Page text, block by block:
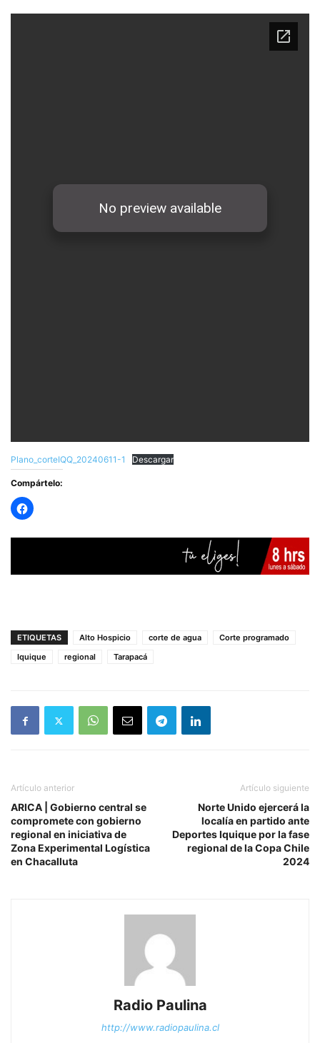
Plano_corteIQQ_20240611-1 Descargar
Compártelo:
ETIQUETAS Alto Hospicio corte de agua
Corte programado
Iquique
regional Tarapacá
Artículo anterior
ARICA | Gobierno central se
compromete con gobierno
regional en iniciativa de
Zona Experimental Logística
en Chacalluta
Artículo siguiente
Norte Unido ejercerá la
localía en partido ante
Deportes Iquique por la fase
regional de la Copa Chile
2024
Radio Paulina
http://www.radiopaulina.cl